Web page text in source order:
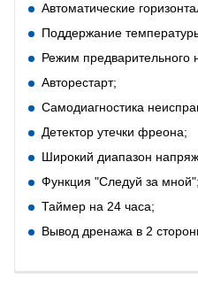
Автоматические
Поддержание
Режим предварительного
Авторестарт;
Самодиагностика
Детектор утечки фреона;
Широкий диапазон
Функция "Следуй за мной";
Таймер на 24 часа;
Вывод дренажа в 2